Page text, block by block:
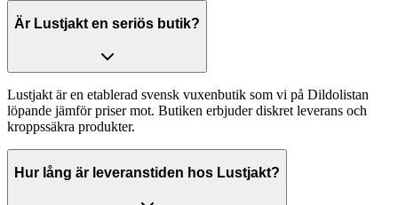
Är Lustjakt en seriös butik?
Lustjakt är en etablerad svensk vuxenbutik som vi på Dildolistan
löpande jämför priser mot. Butiken erbjuder diskret leverans och
kroppssäkra produkter.
Hur lång är leveranstiden hos Lustjakt?